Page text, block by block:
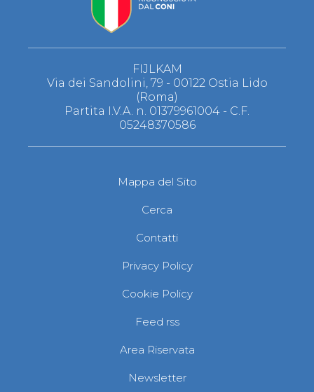
FIJLKAM
Via dei Sandolini, 79 - 00122 Ostia Lido
(Roma)
Partita I.V.A. n. 01379961004 - C.F.
05248370586
Mappa del Sito
Cerca
Contatti
Privacy Policy
Cookie Policy
Feed rss
Area Riservata
Newsletter